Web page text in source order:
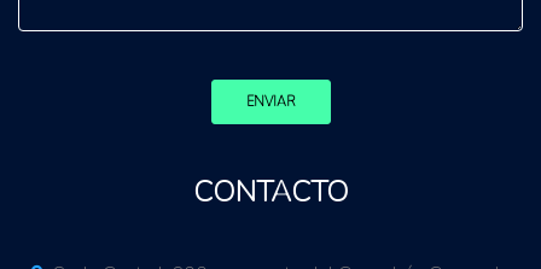
ENVIAR
CONTACTO